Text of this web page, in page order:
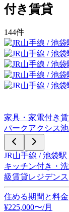
付き賃貸
144件
家具・家電付き
パークアクシス池
JR山手線 / 池袋駅
キッチン付き・
級賃貸レジデンス
住める期間と料金
¥225,000〜/月